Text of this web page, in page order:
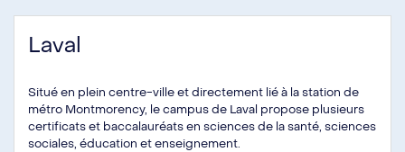
Laval
Situé en plein centre-ville et directement lié à la station de
métro Montmorency, le campus de Laval propose plusieurs
certificats et baccalauréats en sciences de la santé, sciences
sociales, éducation et enseignement.